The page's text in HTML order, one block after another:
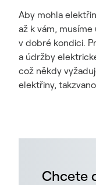
Aby mohla
až k vám,
v dobré kondici.
a údržby
což někdy
elektřiny,
Chcete